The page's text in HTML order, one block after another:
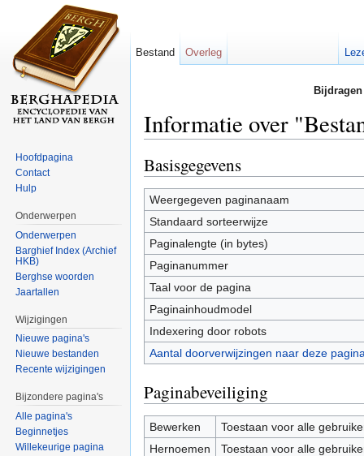
Informatie over
Basisgegevens
Weergegeven paginanaam
Standaard sorteerwijze
Paginalengte (in bytes)
Paginanummer
Taal voor de pagina
Paginainhoudmodel
Indexering door robots
Aantal doorverwijzingen naar deze
Paginabeveiliging
Bewerken
Toestaan voor alle
Hernoemen
Toestaan voor alle
Bestand Overleg
Hoofdpagina
Contact
Hulp
Onderwerpen
Onderwerpen
Barghief Index (Archief
HKB)
Berghse woorden
Jaartallen
Wijzigingen
Nieuwe pagina's
Nieuwe bestanden
Recente wijzigingen
Bijzondere pagina's
Alle pagina's
Beginnetjes
Willekeurige pagina